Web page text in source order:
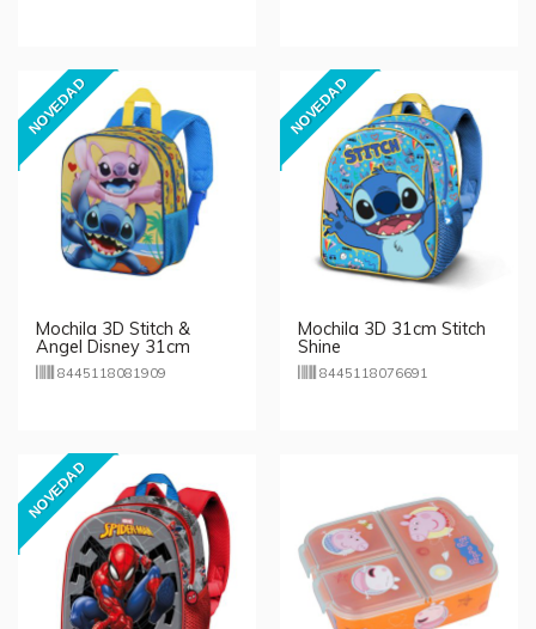
NOVEDAD
Mochila 3D Stitch &
Angel Disney 31cm
8445118081909
NOVEDAD
Mochila 3D 31cm Stitch
Shine
8445118076691
NOVEDAD